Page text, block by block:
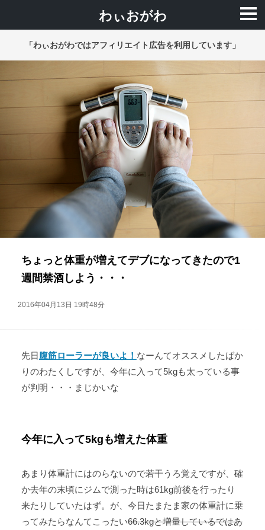
わぃおがわ
「わぃおがわではアフィリエイト広告を利用しています」
ちょっと体重が増えてデブになってきたので1
週間禁酒しよう・・・
2016年04月13日 19時48分
先日腹筋ローラーが良いよ！ なーんてオススメしたばか
りのわたくしですが、今年に入って5kgも太っている事
が判明・・・まじかいな
今年に入って5kgも増えた体重
あまり体重計にはのらないので若干うろ覚えですが、確
か去年の末頃にジムで測った時は61kg前後を行ったり
来たりしていたはず。が、今日たまたま家の体重計に乗
ってみたらなんてこったい66.3kgと増量しているではあ